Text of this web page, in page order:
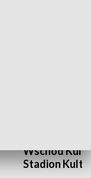
Wschód
Stadion